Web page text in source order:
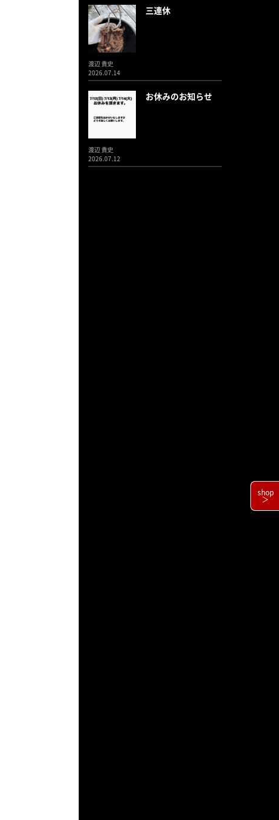
三連休
渡辺 貴史
2026.07.14
お休みのお知らせ
渡辺 貴史
2026.07.12
shop
＞